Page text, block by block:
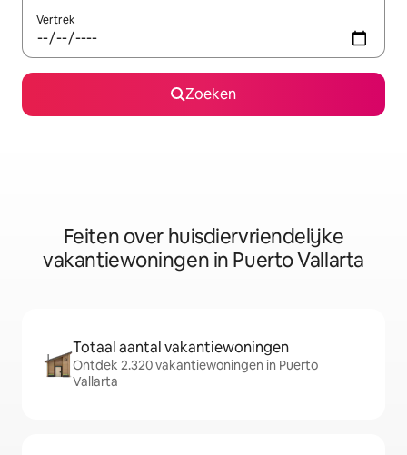
Vertrek
Zoeken
Feiten over huisdiervriendelijke
vakantiewoningen in Puerto Vallarta
Totaal aantal vakantiewoningen
Ontdek 2.320 vakantiewoningen in Puerto
Vallarta